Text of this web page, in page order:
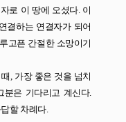
로 이 땅에 오셨다. 이
결하는 연결자가 되어
고픈 간절한 소망이기
때, 가장 좋은 것을 넘치
분은 기다리고 계신다.
할 차례다.